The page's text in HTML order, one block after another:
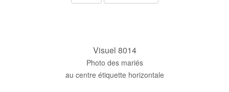
Visuel 8014
Photo des mariés
au centre étiquette horizontale